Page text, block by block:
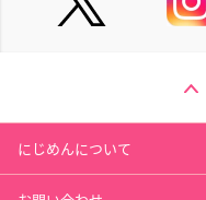
にじめんについて